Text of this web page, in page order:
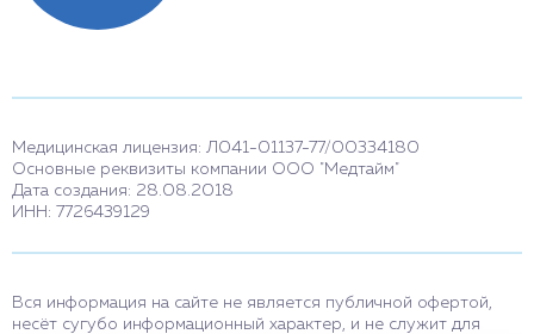
Медицинская лицензия: Л041-01137-77/00334180
Основные реквизиты компании ООО "Медтайм"
Дата создания: 28.08.2018
ИНН: 7726439129
Вся информация на сайте не является публичной офертой,
несёт сугубо информационный характер, и не служит для